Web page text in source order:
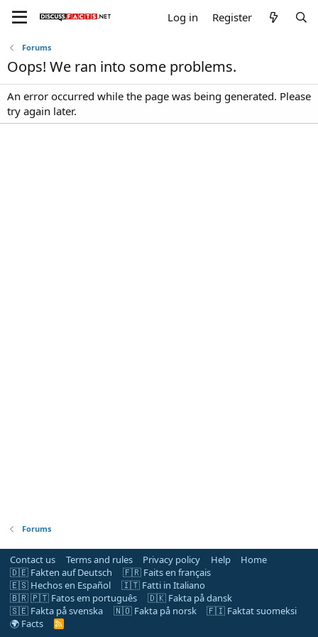
Log in Register
Forums
Oops! We ran into some problems.
An error occurred while the page was being generated. Please
try again later.
Forums
Contact us Terms and rules Privacy policy Help
Home
🇩🇪 Fakten auf Deutsch
🇫🇷 Faits en français
🇪🇸 Hechos en Español
🇮🇹 Fatti in Italiano
🇧🇷 🇵🇹 Fatos em português
🇩🇰 Fakta på dansk
🇸🇪 Fakta på svenska
🇳🇴 Fakta på norsk
🇫🇮 Faktat suomeksi
🌍 Facts
R